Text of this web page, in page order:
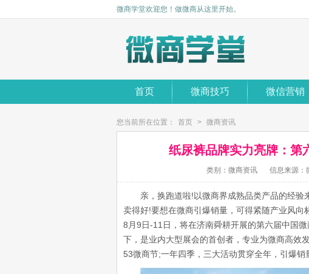
微商学堂欢迎您！做微商从这里开始。
首页 微商技巧 微信营销
您当前所在位置： 首页 > 微商资讯
纸尿裤品牌实力亮牌：第
类别：微商资讯 信息来源：
亲，换跑道啦!以微商界成熟品类产品的经验
卖得好!要想在微商引爆销量，可得紧随产业风
8月9日-11日，将在济南舜耕开展的第六届中国
下，是业内大型展会的首创者，专业为微商高效
53微商节;一年四季，三大活动贯穿全年，引爆销